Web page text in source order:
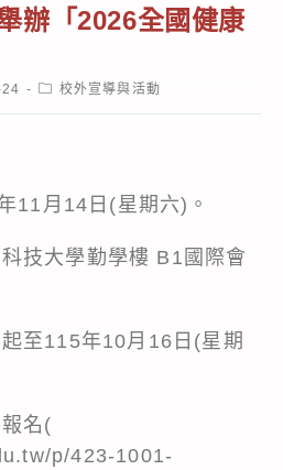
辦「2026全國健康
Post校外宣導與活動
11月14日(星期六)。
技大學勤學樓 B1國際會
至115年10月16日(星期
名(
p/423-1001-